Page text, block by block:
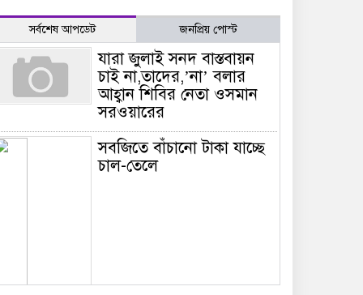
সর্বশেষ আপডেট জনপ্রিয় পোস্ট
যারা জুলাই সনদ বাস্তবায়ন
চাই না,‎তাদের,’না’ বলার
আহ্বান শিবির নেতা ওসমান
সরওয়ারের
সবজিতে বাঁচানো টাকা যাচ্ছে
চাল-তেলে